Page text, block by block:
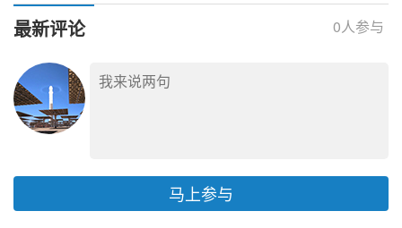
电加热器项目
最新评论 0人参与
马上参与